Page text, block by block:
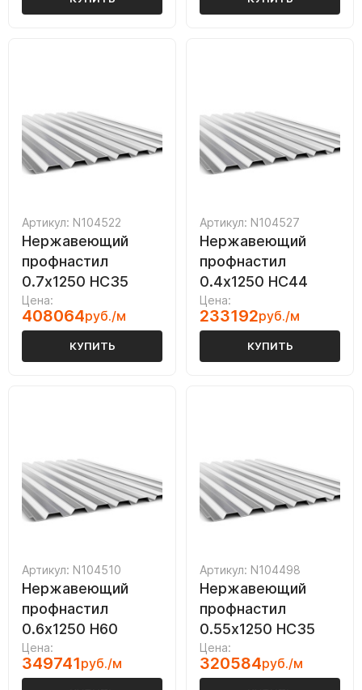
Артикул: N104522
Нержавеющий
профнастил
0.7х1250 НС35
Цена:
408064руб./м
КУПИТЬ
Артикул: N104527
Нержавеющий
профнастил
0.4х1250 НС44
Цена:
233192руб./м
КУПИТЬ
Артикул: N104510
Нержавеющий
профнастил
0.6х1250 Н60
Цена:
349741руб./м
Артикул: N104498
Нержавеющий
профнастил
0.55х1250 НС35
Цена:
320584руб./м